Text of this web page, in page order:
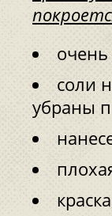
очень
соли
убраны